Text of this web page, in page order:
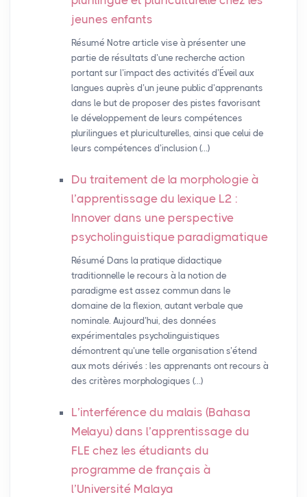
jeunes enfants
Résumé Notre article vise à présenter une
partie de résultats d’une recherche action
portant sur l’impact des activités d’Éveil aux
langues auprès d’un jeune public d’apprenants
dans le but de proposer des pistes favorisant
le développement de leurs compétences
plurilingues et pluriculturelles, ainsi que celui de
leurs compétences d’inclusion (…)
Du traitement de la morphologie à
l’apprentissage du lexique L2 :
Innover dans une perspective
psycholinguistique paradigmatique
Résumé Dans la pratique didactique
traditionnelle le recours à la notion de
paradigme est assez commun dans le
domaine de la flexion, autant verbale que
nominale. Aujourd’hui, des données
expérimentales psycholinguistiques
démontrent qu’une telle organisation s’étend
aux mots dérivés : les apprenants ont recours à
des critères morphologiques (…)
L’interférence du malais (Bahasa
Melayu) dans l’apprentissage du
FLE chez les étudiants du
programme de français à
l’Université Malaya